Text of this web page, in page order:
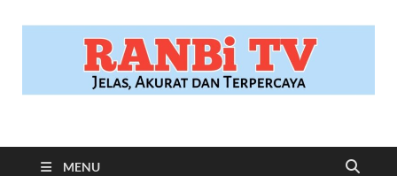
RANBITV.COM
MENU